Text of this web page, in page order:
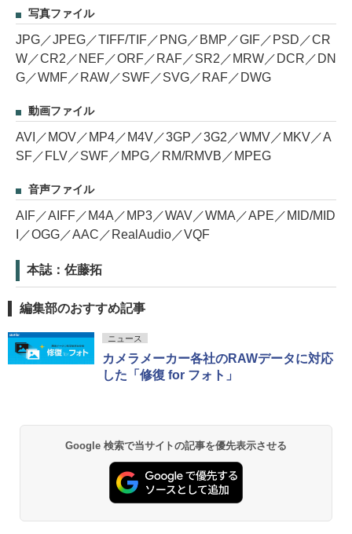
写真ファイル
JPG／JPEG／TIFF/TIF／PNG／BMP／GIF／PSD／CR
W／CR2／NEF／ORF／RAF／SR2／MRW／DCR／DN
G／WMF／RAW／SWF／SVG／RAF／DWG
動画ファイル
AVI／MOV／MP4／M4V／3GP／3G2／WMV／MKV／A
SF／FLV／SWF／MPG／RM/RMVB／MPEG
音声ファイル
AIF／AIFF／M4A／MP3／WAV／WMA／APE／MID/MID
I／OGG／AAC／RealAudio／VQF
本誌：佐藤拓
編集部のおすすめ記事
ニュース
カメラメーカー各社のRAWデータに対応
した「修復 for フォト」
Google 検索で当サイトの記事を優先表示させる